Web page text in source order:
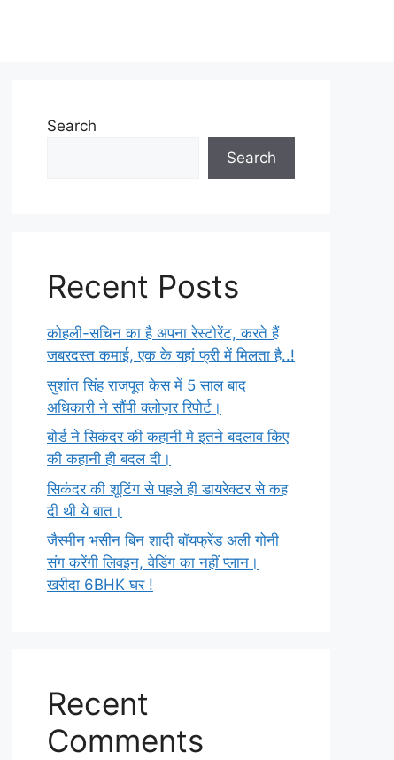
Search
Search
Recent Posts
कोहली-सचिन का है अपना रेस्टोरेंट, करते हैं
जबरदस्त कमाई, एक के यहां फ्री में मिलता है..!
सुशांत सिंह राजपूत केस में 5 साल बाद
अधिकारी ने सौंपी क्लोज़र रिपोर्ट।
बोर्ड ने सिकंदर की कहानी मे इतने बदलाव किए
की कहानी ही बदल दी।
सिकंदर की शूटिंग से पहले ही डायरेक्टर से कह
दी थी ये बात।
जैस्मीन भसीन बिन शादी बॉयफ्रेंड अली गोनी
संग करेंगी लिवइन, वेडिंग का नहीं प्लान।
खरीदा 6BHK घर !
Recent
Comments